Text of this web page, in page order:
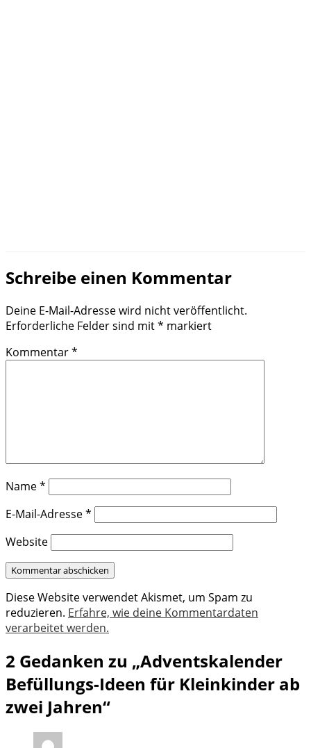
Schreibe einen Kommentar
Deine E-Mail-Adresse wird nicht veröffentlicht.
Erforderliche Felder sind mit* markiert
Kommentar*
Name*
E-Mail-Adresse*
Website
Diese Website verwendet Akismet, um Spam zu
reduzieren. Erfahre, wie deine Kommentardaten
verarbeitet werden.
2 Gedanken zu „Adventskalender
Befüllungs-Ideen für Kleinkinder ab
zwei Jahren“